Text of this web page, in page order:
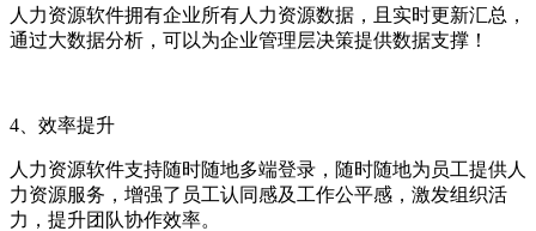
人力资源软件拥有企业所有人力资源数据，且实时更新汇总，
通过大数据分析，可以为企业管理层决策提供数据支撑！
4 、效率提升
人力资源软件支持随时随地多端登录，随时随地为员工提供人
力资源服务，增强了员工认同感及工作公平感，激发组织活
力，提升团队协作效率。